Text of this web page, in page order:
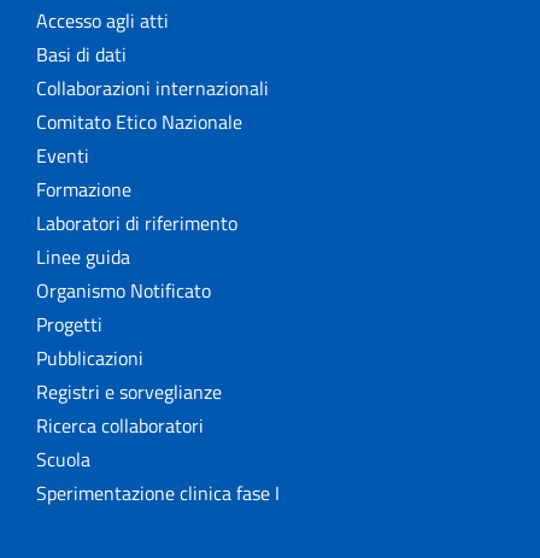
Accesso agli atti
Basi di dati
Collaborazioni internazionali
Comitato Etico Nazionale
Eventi
Formazione
Laboratori di riferimento
Linee guida
Organismo Notificato
Progetti
Pubblicazioni
Registri e sorveglianze
Ricerca collaboratori
Scuola
Sperimentazione clinica fase I